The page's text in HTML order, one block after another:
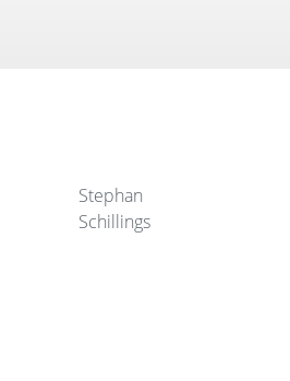
Stephan
Schillings